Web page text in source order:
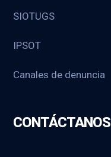
SIOTUGS
IPSOT
Canales de denuncia
CONTÁCTANOS